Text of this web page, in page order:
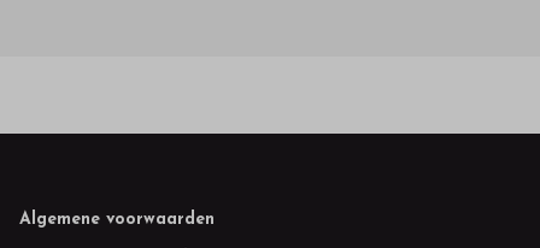
Footer
Algemene voorwaarden